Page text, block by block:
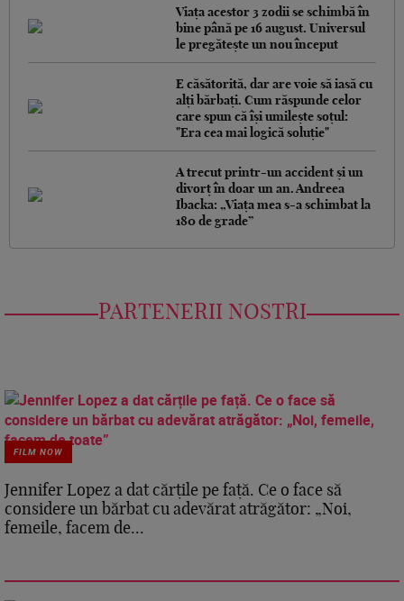
Viața acestor 3 zodii se schimbă în
bine până pe 16 august. Universul
le pregătește un nou început
E căsătorită, dar are voie să iasă cu
alți bărbați. Cum răspunde celor
care spun că își umilește soțul:
"Era cea mai logică soluție"
A trecut printr-un accident și un
divorț în doar un an. Andreea
Ibacka: „Viața mea s-a schimbat la
180 de grade”
PARTENERII NOSTRI
FILM NOW
Jennifer Lopez a dat cărțile pe față. Ce o face să
considere un bărbat cu adevărat atrăgător: „Noi,
femeile, facem de...